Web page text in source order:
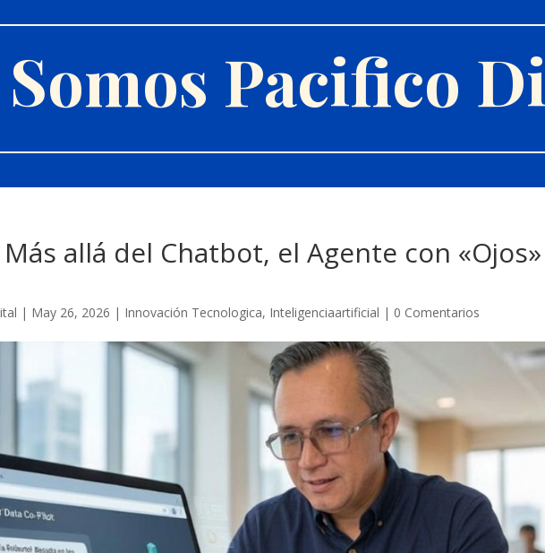
Somos Pacifico
allá del Chatbot, el Agente con «Ojos»
| May 26, 2026 | Innovación Tecnologica, Inteligenciaartificial | 0 Comentarios